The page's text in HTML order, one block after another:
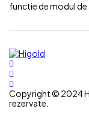
functie de modul de
Copyright © 2024
rezervate.